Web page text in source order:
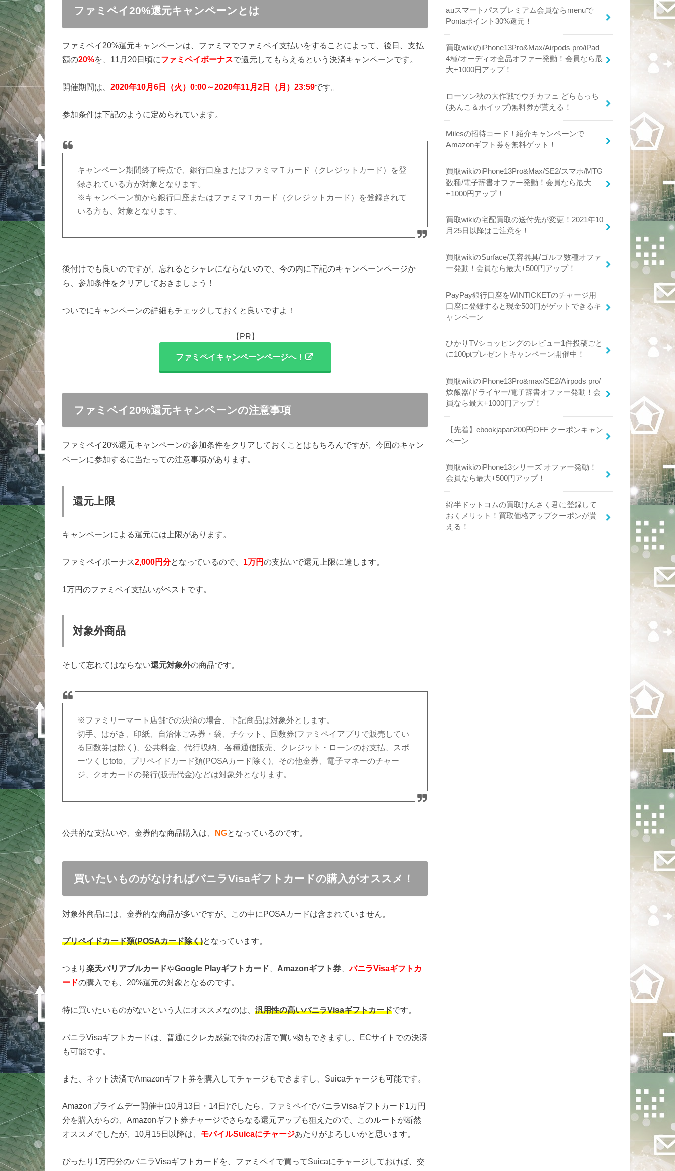
ファミペイ20%還元キャンペーンとは
ファミペイ20%還元キャンペーンは、ファミマでファミペイ支払いをすることによって、後日、支払
額の20%を、11月20日頃にファミペイボーナスで還元してもらえるという決済キャンペーンです。
開催期間は、 2020年10月6日（火）0:00～2020年11月2日（月）23:59です。
参加条件は下記のように定められています。
キャンペーン期間終了時点で、銀行口座またはファミマＴカード（クレジットカード）を登
録されている方が対象となります。
※キャンペーン前から銀行口座またはファミマＴカード（クレジットカード）を登録されて
いる方も、対象となります。
後付けでも良いのですが、忘れるとシャレにならないので、今の内に下記のキャンペーンページか
ら、参加条件をクリアしておきましょう！
ついでにキャンペーンの詳細もチェックしておくと良いですよ！
【PR】
ファミペイキャンペーンページへ！
ファミペイ20%還元キャンペーンの注意事項
ファミペイ20%還元キャンペーンの参加条件をクリアしておくことはもちろんですが、今回のキャン
ペーンに参加するに当たっての注意事項があります。
還元上限
キャンペーンによる還元には上限があります。
ファミペイボーナス2,000円分となっているので、 1万円の支払いで還元上限に達します。
1万円のファミペイ支払いがベストです。
対象外商品
そして忘れてはならない還元対象外の商品です。
※ファミリーマート店舗での決済の場合、下記商品は対象外とします。
切手、はがき、印紙、自治体ごみ券・袋、チケット、回数券(ファミペイアプリで販売してい
る回数券は除く)、公共料金、代行収納、各種通信販売、クレジット・ローンのお支払、スポ
ーツくじtoto、プリペイドカード類(POSAカード除く)、その他金券、電子マネーのチャー
ジ、クオカードの発行(販売代金)などは対象外となります。
公共的な支払いや、金券的な商品購入は、 NGとなっているのです。
買いたいものがなければバニラVisaギフトカードの購入がオススメ！
対象外商品には、金券的な商品が多いですが、この中にPOSAカードは含まれていません。
プリペイドカード類(POSAカード除く)となっています。
つまり 楽天バリアブルカードやGoogle Playギフトカード Amazonギフト券 、バニラVisaギフトカ
ードの購入でも、20%還元の対象となるのです。
特に買いたいものがないという人にオススメなのは、 汎用性の高いバニラVisaギフトカードです。
バニラVisaギフトカードは、普通にクレカ感覚で街のお店で買い物もできますし、ECサイトでの決済
も可能です。
また、ネット決済でAmazonギフト券を購入してチャージもできますし、Suicaチャージも可能です。
Amazonプライムデー開催中(10月13日・14日)でしたら、ファミペイでバニラVisaギフトカード1万円
分を購入からの、Amazonギフト券チャージでさらなる還元アップも狙えたので、このルートが断然
オススメでしたが、10月15日以降は、 モバイルSuicaにチャージあたりがよろしいかと思います。
ぴったり1万円分のバニラVisaギフトカードを、ファミペイで買ってSuicaにチャージしておけば、交
auスマートパスプレミアム会員ならmenuで
Pontaポイント30%還元！
買取wikiのiPhone13Pro&Max/Airpods pro/iPad
4種/オーディオ全品オファー発動！会員なら最
大+1000円アップ！
ローソン秋の大作戦でウチカフェ どらもっち
(あんこ＆ホイップ)無料券が貰える！
Milesの招待コード！紹介キャンペーンで
Amazonギフト券を無料ゲット！
買取wikiのiPhone13Pro&Max/SE2/スマホ/MTG
数種/電子辞書オファー発動！会員なら最大
+1000円アップ！
買取wikiの宅配買取の送付先が変更！2021年10
月25日以降はご注意を！
買取wikiのSurface/美容器具/ゴルフ数種オファ
ー発動！会員なら最大+500円アップ！
PayPay銀行口座をWINTICKETのチャージ用
口座に登録すると現金500円がゲットできるキ
ャンペーン
ひかりTVショッピングのレビュー1件投稿ごと
に100ptプレゼントキャンペーン開催中！
買取wikiのiPhone13Pro&max/SE2/Airpods pro/
炊飯器/ドライヤー/電子辞書オファー発動！会
員なら最大+1000円アップ！
【先着】ebookjapan200円OFF クーポンキャン
ペーン
買取wikiのiPhone13シリーズ オファー発動！
会員なら最大+500円アップ！
綿半ドットコムの買取けんさく君に登録して
おくメリット！買取価格アップクーポンが貰
える！